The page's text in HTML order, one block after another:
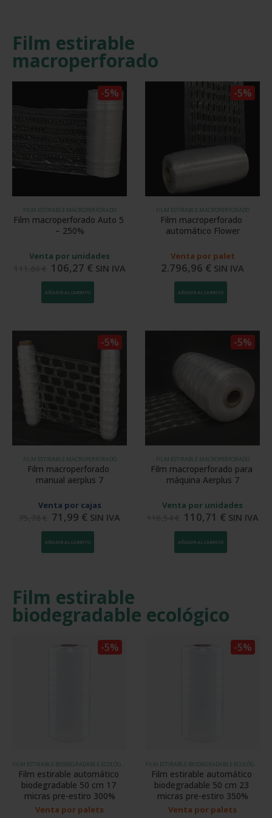
Film estirable
macroperforado
FILM ESTIRABLE MACROPERFORADO
Film macroperforado Auto 5
– 250%
Venta por unidades
106,27 € SIN IVA
-5%
AÑADIR AL CARRITO
FILM ESTIRABLE MACROPERFORADO
Film macroperforado
automático Flower
Venta por palet
2.796,96 € SIN IVA
-5%
AÑADIR AL CARRITO
FILM ESTIRABLE MACROPERFORADO
Film macroperforado
manual aerplus 7
Venta por cajas
71,99 € SIN IVA
-5%
AÑADIR AL CARRITO
FILM ESTIRABLE MACROPERFORADO
Film macroperforado para
máquina Aerplus 7
Venta por unidades
110,71 € SIN IVA
-5%
AÑADIR AL CARRITO
Film estirable
biodegradable ecológico
Film estirable automático
biodegradable 50 cm 17
micras pre-estiro 300%
Venta por palets
-5%
Film estirable automático
biodegradable 50 cm 23
micras pre-estiro 350%
Venta por palets
-5%